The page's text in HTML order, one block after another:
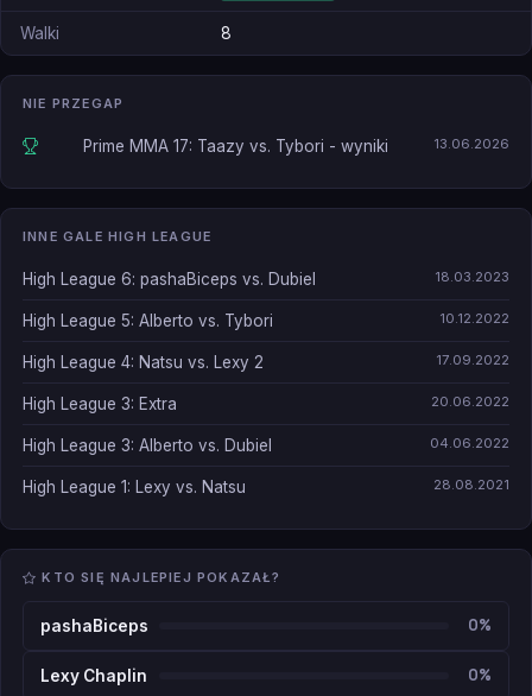
Walki 8
NIE PRZEGAP
Prime MMA 17: Taazy vs. Tybori - wyniki 13.06.2026
INNE GALE HIGH LEAGUE
High League 6: pashaBiceps vs. Dubiel 18.03.2023
High League 5: Alberto vs. Tybori 10.12.2022
High League 4: Natsu vs. Lexy 2 17.09.2022
High League 3: Extra 20.06.2022
High League 3: Alberto vs. Dubiel 04.06.2022
High League 1: Lexy vs. Natsu 28.08.2021
KTO SIĘ NAJLEPIEJ POKAZAŁ?
pashaBiceps 0%
Lexy Chaplin 0%